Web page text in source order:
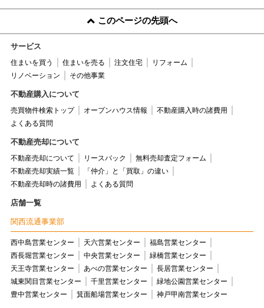
このページの先頭へ
サービス
住まいを買う 住まいを売る 注文住宅
リフォーム
リノベーション
その他事業
不動産購入について
売買物件検索トップ オープンハウス情報
不動産購入時の諸費用
よくある質問
不動産売却について
不動産売却について リースバック
無料売却査定フォーム
不動産売却実績一覧
「仲介」と「買取」の違い
不動産売却時の諸費用
よくある質問
店舗一覧
関西流通事業部
西中島営業センター 天六営業センター
福島営業センター
西長堀営業センター
中央営業センター
緑橋営業センター
天王寺営業センター
あべの営業センター
長居営業センター
城東関目営業センター
千里営業センター
緑地公園営業センター
豊中営業センター
箕面船場営業センター 神戸甲南営業センター